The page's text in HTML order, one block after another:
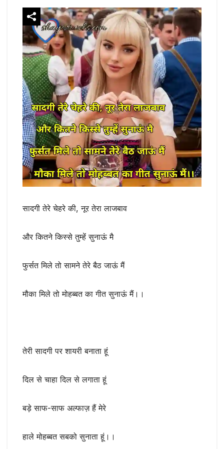
सादगी तेरे चेहरे की, नूर तेरा लाजबाव
और कितने किस्से तुम्हें सुनाऊं मै
फुर्सत मिले तो सामने तेरे बैठ जाऊं मैं
मौका मिले तो मोहब्बत का गीत सुनाऊं मैं।।
तेरी सादगी पर शायरी बनाता हूं
दिल से चाहा दिल से लगाता हूं
बड़े साफ-साफ अल्फाज़ हैं मेरे
हाले मोहब्बत सबको सुनाता हूं।।